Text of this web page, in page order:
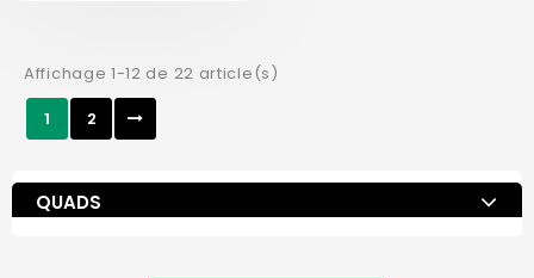
Affichage 1-12 de 22 article(s)
1
2
QUADS